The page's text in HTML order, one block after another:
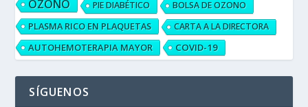
OZONO PIE DIABÉTICO BOLSA DE OZONO
PLASMA RICO EN PLAQUETAS CARTA A LA DIRECTORA
AUTOHEMOTERAPIA MAYOR COVID-19
SÍGUENOS